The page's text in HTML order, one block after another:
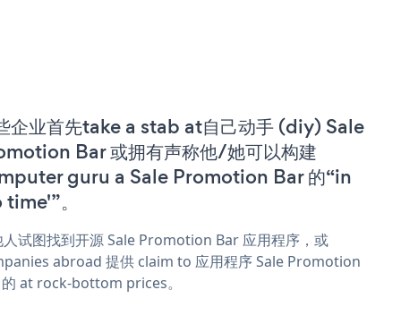
企业首先take a stab at自己动手 (diy) Sale
Bar 或拥有声称他/她可以构建
guru a Sale Promotion Bar 的“in
。
人试图找到开源 Sale Promotion Bar 应用程序，或
abroad 提供 claim to 应用程序 Sale Promotion
at rock-bottom prices。